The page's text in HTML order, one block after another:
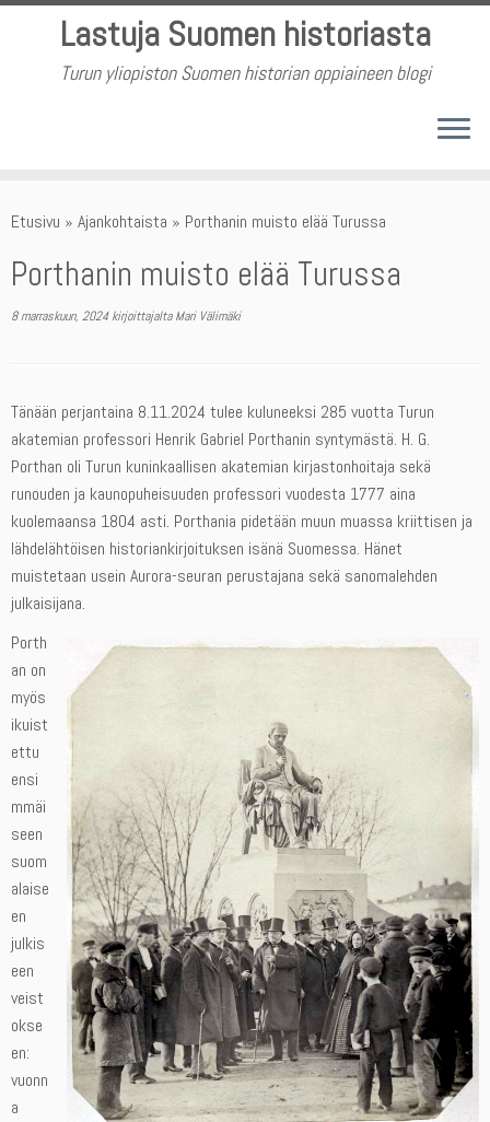
Skip
Lastuja Suomen historiasta
Turun yliopiston Suomen historian oppiaineen blogi
Etusivu » Ajankohtaista » Porthanin muisto elää Turussa
Porthanin muisto elää Turussa
8 marraskuun, 2024 kirjoittajaltaMari Välimäki
Tänään perjantaina 8.11.2024 tulee kuluneeksi 285 vuotta Turun
akatemian professori Henrik Gabriel Porthanin syntymästä. H. G.
Porthan oli Turun kuninkaallisen akatemian kirjastonhoitaja sekä
runouden ja kaunopuheisuuden professori vuodesta 1777 aina
kuolemaansa 1804 asti. Porthania pidetään muun muassa kriittisen ja
lähdelähtöisen historiankirjoituksen isänä Suomessa. Hänet
muistetaan usein Aurora-seuran perustajana sekä sanomalehden
julkaisijana.
Porth
an on
myös
ikuist
ettu
ensi
mmäi
seen
suom
alaise
en
julkis
een
veist
okse
en:
vuonn
a